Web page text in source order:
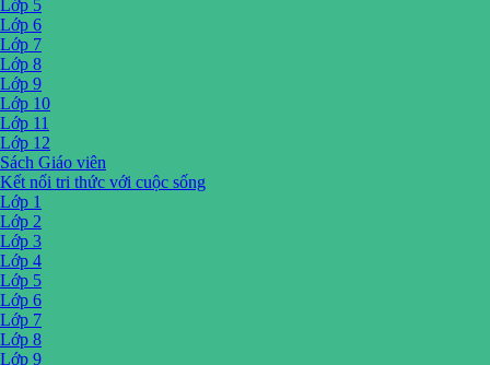
Lớp 5
Lớp 6
Lớp 7
Lớp 8
Lớp 9
Lớp 10
Lớp 11
Lớp 12
Sách Giáo viên
Kết nối tri thức với cuộc sống
Lớp 1
Lớp 2
Lớp 3
Lớp 4
Lớp 5
Lớp 6
Lớp 7
Lớp 8
Lớp 9